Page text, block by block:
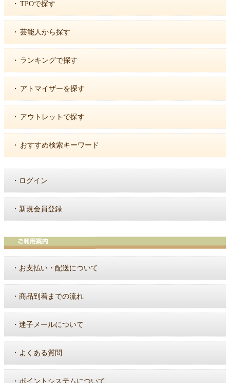
・ TPOで探す
・ 芸能人から探す
・ ランキングで探す
・ アトマイザーを探す
・ アウトレットで探す
・ おすすめ検索キーワード
・ ログイン
・ 新規会員登録
・ お支払い・配送について
・ 商品到着までの流れ
・ 迷子メールについて
・ よくある質問
・ ポイントシステムについて